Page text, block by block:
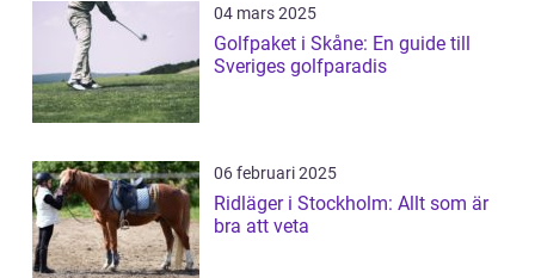
04 mars 2025
Golfpaket i Skåne: En guide till
Sveriges golfparadis
06 februari 2025
Ridläger i Stockholm: Allt som är
bra att veta